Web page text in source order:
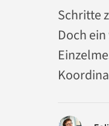
Schritte
Doch